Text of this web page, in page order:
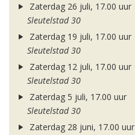
Zaterdag 26 juli, 17.00 uur
Sleutelstad 30
Zaterdag 19 juli, 17.00 uur
Sleutelstad 30
Zaterdag 12 juli, 17.00 uur
Sleutelstad 30
Zaterdag 5 juli, 17.00 uur
Sleutelstad 30
Zaterdag 28 juni, 17.00 uur